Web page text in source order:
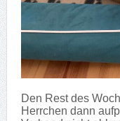
Den Rest des
Herrchen dann